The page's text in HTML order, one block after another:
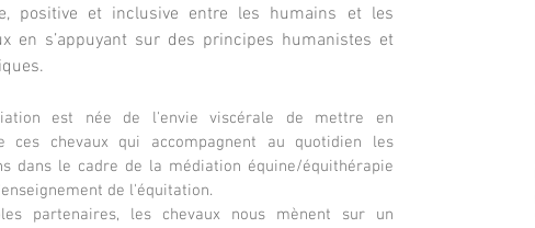
positive et inclusive entre les humains et les
x en s’appuyant sur des principes humanistes et
est née de l'envie viscérale de mettre en
ces chevaux qui accompagnent au quotidien les
dans le cadre de la médiation équine/équithérapie
de l'équitation.
partenaires, les chevaux nous mènent sur un